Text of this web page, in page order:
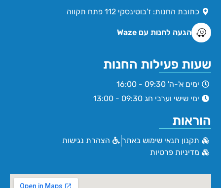
כתובת החנות: ז'בוטינסקי 112 פתח תקווה
הגעה לחנות עם Waze
שעות פעילות החנות
ימים א'-ה' 09:30 - 16:00
ימי שישי וערבי חג 09:30 - 13:00
הוראות
תקנון תנאי שימוש באתר
הצהרת נגישות
מדיניות פרטיות